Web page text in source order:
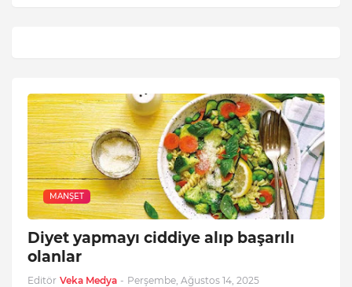
MANŞET
Diyet yapmayı ciddiye alıp başarılı
olanlar
Editör Veka Medya - Perşembe, Ağustos 14, 2025